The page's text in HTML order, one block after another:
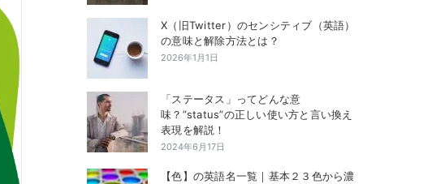
X（旧Twitter）のセンシティブ（英語）
の意味と解除方法とは？
2026年1月1日
「ステータス」ってどんな意
味？”status”の正しい使い方と言い換え
表現を解説！
2024年6月17日
【色】の英語名一覧｜基本２３色から濃